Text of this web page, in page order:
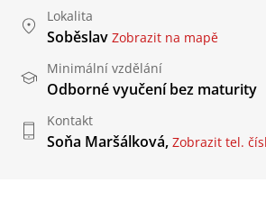
Lokalita
Soběslav Zobrazit na mapě
Minimální vzdělání
Odborné vyučení bez maturity
Kontakt
Soňa Maršálková, Zobrazit tel.